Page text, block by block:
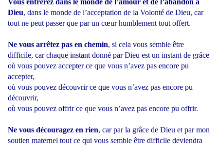
Vous entrerez dans le monde de l’amour et de l’abandon à
Dieu, dans le monde de l’acceptation de la Volonté de Dieu, car
tout ne peut passer que par un cœur humblement tout offert.
Ne vous arrêtez pas en chemin, si cela vous semble être
difficile, car chaque instant donné par Dieu est un instant de grâce
où vous pouvez accepter ce que vous n’avez pas encore pu
accepter,
où vous pouvez découvrir ce que vous n’avez pas encore pu
découvrir,
où vous pouvez offrir ce que vous n’avez pas encore pu offrir.
Ne vous découragez en rien, car par la grâce de Dieu et par mon
soutien maternel tout ce qui vous semble être difficile deviendra